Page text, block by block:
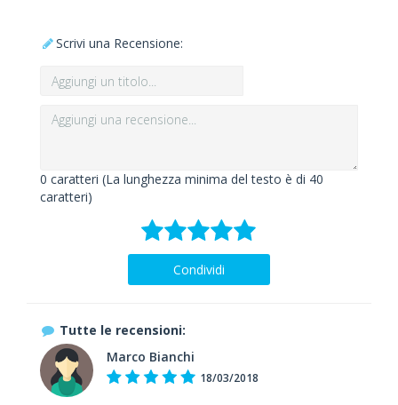
Scrivi una Recensione:
0 caratteri (La lunghezza minima del testo è di 40
caratteri)
Condividi
Tutte le recensioni:
Marco Bianchi
18/03/2018